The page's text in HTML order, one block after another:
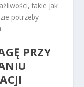
takie jak
potrzeby
PRZY